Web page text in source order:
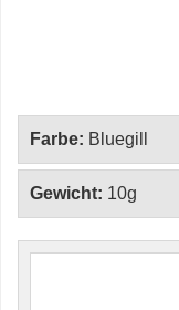
Farbe: Bluegill
Gewicht: 10g